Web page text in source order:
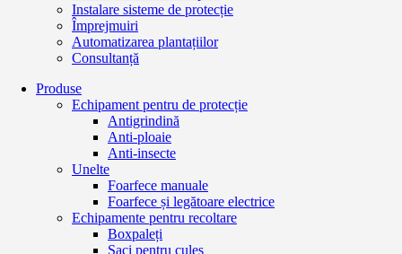
Instalare sisteme de protecție
Împrejmuiri
Automatizarea plantațiilor
Consultanță
Produse
Echipament pentru de protecție
Antigrindină
Anti-ploaie
Anti-insecte
Unelte
Foarfece manuale
Foarfece și legătoare electrice
Echipamente pentru recoltare
Boxpaleți
Saci pentru cules